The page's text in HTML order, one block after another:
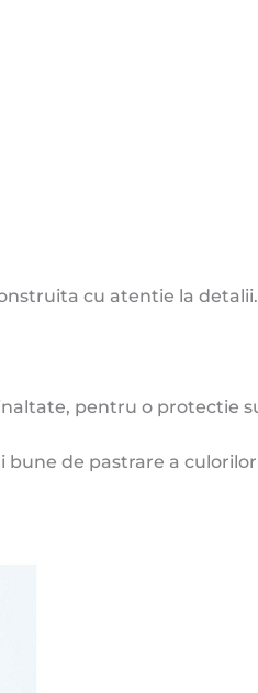
cu atentie la detalii.
pentru o protectie
de pastrare a